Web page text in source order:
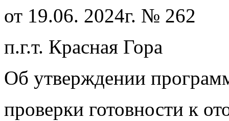
от 19.06. 2024г. № 262
п.г.т. Красная Гора
Об утверждении
проверки готовности к